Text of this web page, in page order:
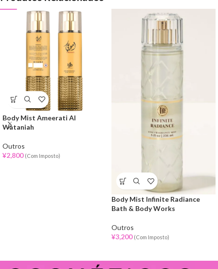
Body Mist Ameerati Al
Wataniah
Outros
¥2,800 (Com Imposto)
Body Mist Infinite Radiance
Bath & Body Works
Outros
¥3,200 (Com Imposto)